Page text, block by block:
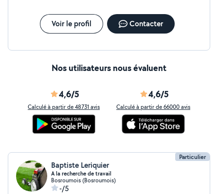
intérieur ou extérieur, ménage, cuisine, courses etc
Voir le profil Contacter
Nos utilisateurs nous évaluent
4,6/5
Calculé à partir de 48731 avis
4,6/5
Calculé à partir de 66000 avis
Particulier
Baptiste Leriquier
A la recherche de travail
Bosroumois (Bosroumois)
-/5